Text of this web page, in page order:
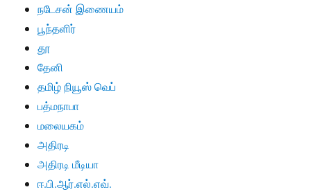
நடேசன் இணையம்
பூந்தளிர்
தூ
தேனி
தமிழ் நியூஸ் வெப்
பத்மநாபா
மலையகம்
அதிரடி
அதிரடி மீடியா
ஈ.பி.ஆர்.எல்.எவ்.